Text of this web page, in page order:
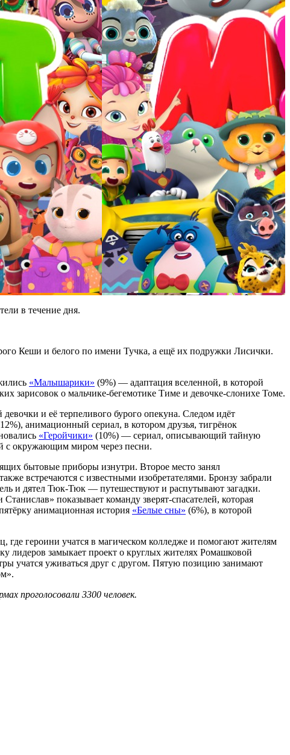
в течение дня.
Кеши и белого по имени Тучка, а ещё их подружки Лисички.
«Малышарики» (9%) — адаптация вселенной, в которой
зарисовок о мальчике-бегемотике Тиме и девочке-слонихе Томе.
и её терпеливого бурого опекуна. Следом идёт
анимационный сериал, в котором друзья, тигрёнок
«Геройчики» (10%) — сериал, описывающий тайную
с окружающим миром через песни.
бытовые приборы изнутри. Второе место занял
встречаются с известными изобретателями. Бронзу забрали
и дятел Тюк-Тюк — путешествуют и распутывают загадки.
показывает команду зверят-спасателей, которая
анимационная история «Белые сны» (6%), в которой
героини учатся в магическом колледже и помогают жителям
лидеров замыкает проект о круглых жителях Ромашковой
учатся уживаться друг с другом. Пятую позицию занимают
проголосовали 3300 человек.